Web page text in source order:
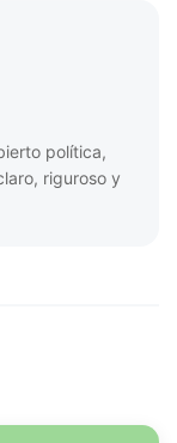
política,
riguroso y